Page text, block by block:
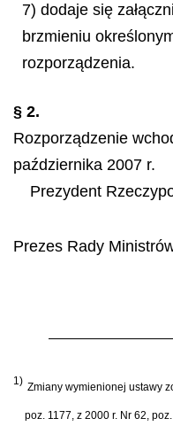
7) dodaje się
brzmieniu
rozporządzenia.
§ 2.
Rozporządzenie
października 2007 r.
Prezydent
Prezes Rady
1) Zmiany wymienionej ustawy
poz. 1177, z 2000 r. Nr 62,